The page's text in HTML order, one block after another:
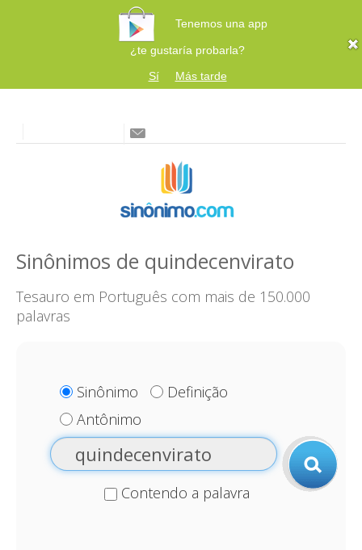
Tenemos una app
¿te gustaría probarla?
Sí
Más tarde
Sinônimos de quindecenvirato
Tesauro em Português com mais de 150.000
palavras
Sinônimo
Definição
Antônimo
Contendo a palavra